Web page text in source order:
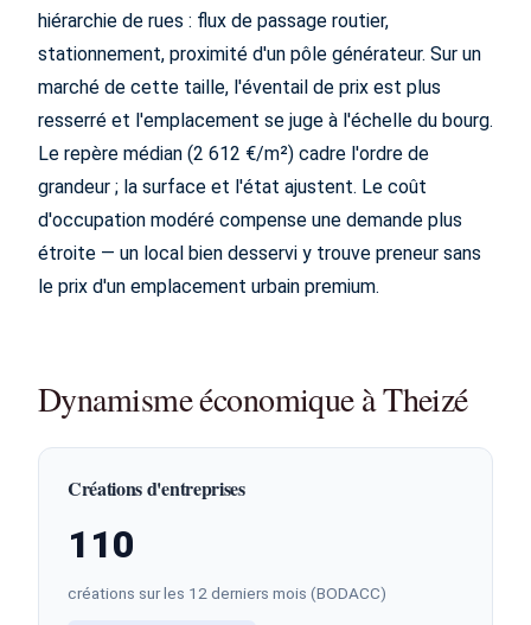
hiérarchie de rues : flux de passage routier,
stationnement, proximité d'un pôle générateur. Sur un
marché de cette taille, l'éventail de prix est plus
resserré et l'emplacement se juge à l'échelle du bourg.
Le repère médian (2 612 €/m²) cadre l'ordre de
grandeur ; la surface et l'état ajustent. Le coût
d'occupation modéré compense une demande plus
étroite — un local bien desservi y trouve preneur sans
le prix d'un emplacement urbain premium.
Dynamisme économique à Theizé
Créations d'entreprises
110
créations sur les 12 derniers mois (BODACC)